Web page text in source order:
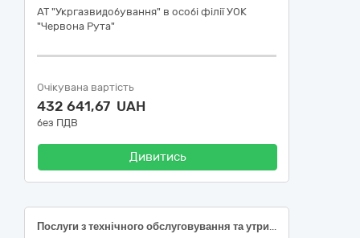
АТ "Укргазвидобування" в особі філії УОК
"Червона Рута"
Очікувана вартість
432 641,67 UAH
без ПДВ
Дивитись
Послуги з технічного обслуговування та утримання в належному стані внутрішніх мереж теплопостачання (поточний ремонт системи опалення)